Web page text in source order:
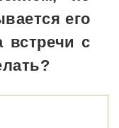
его
встречи с